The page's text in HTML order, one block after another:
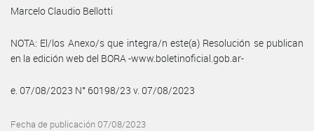
Marcelo Claudio Bellotti
NOTA: El/los Anexo/s que integra/n este(a) Resolución se publican
en la edición web del BORA -www.boletinoficial.gob.ar-
e. 07/08/2023 N° 60198/23 v. 07/08/2023
Fecha de publicación 07/08/2023